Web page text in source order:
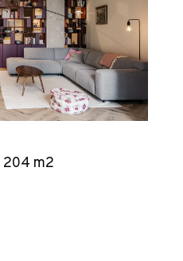
204 m2